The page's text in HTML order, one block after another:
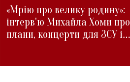
«Мрію про велику родину»:
інтерв'ю Михайла Хоми про
плани, концерти для ЗСУ і